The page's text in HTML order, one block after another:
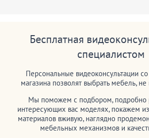
Бесплатная
специалистом
Персональные видеоконсультации
магазина позволят выбрать мебель,
Мы поможем с подбором, подробно
интересующих вас моделях, покажем
материалов вживую, наглядно
мебельных механизмов и